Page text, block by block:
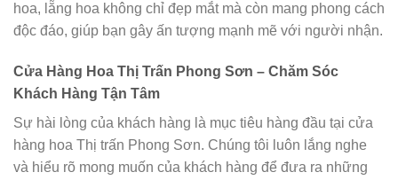
hoa, lẵng hoa không chỉ đẹp mắt mà còn mang phong cách
độc đáo, giúp bạn gây ấn tượng mạnh mẽ với người nhận.
Cửa Hàng Hoa Thị Trấn Phong Sơn – Chăm Sóc
Khách Hàng Tận Tâm
Sự hài lòng của khách hàng là mục tiêu hàng đầu tại cửa
hàng hoa Thị trấn Phong Sơn. Chúng tôi luôn lắng nghe
và hiểu rõ mong muốn của khách hàng để đưa ra những